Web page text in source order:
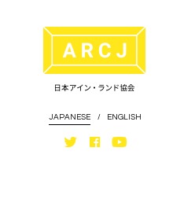
JAPANESE / ENGLISH